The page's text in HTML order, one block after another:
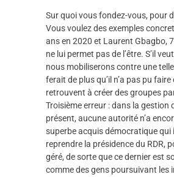
Sur quoi vous fondez-vous, pour
Vous voulez des exemples
ans en 2020 et Laurent Gbagbo,
ne lui permet pas de l’être. S’il
nous mobiliserons contre une
ferait de plus qu’il n’a pas pu
retrouvent à créer des groupes
Troisième erreur : dans la gestion
présent, aucune autorité n’a
superbe acquis démocratique qui
reprendre la présidence du RDR,
géré, de sorte que ce dernier est
comme des gens poursuivant les